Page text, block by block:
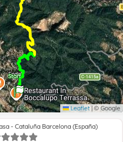
Start
Ende
Leaflet |© Google
- Cataluña Barcelona (España)